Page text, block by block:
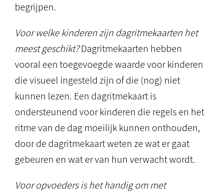
begrijpen.
Voor welke kinderen zijn dagritmekaarten het
meest geschikt?Dagritmekaarten hebben
vooral een toegevoegde waarde voor kinderen
die visueel ingesteld zijn of die (nog) niet
kunnen lezen. Een dagritmekaart is
ondersteunend voor kinderen die regels en het
ritme van de dag moeilijk kunnen onthouden,
door de dagritmekaart weten ze wat er gaat
gebeuren en wat er van hun verwacht wordt.
Voor opvoeders is het handig om met